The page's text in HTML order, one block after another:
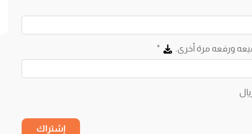
ورفعه مرة أخرى. *
إشتراك